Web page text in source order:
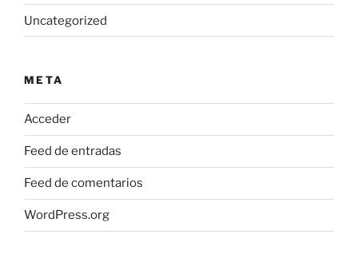
Uncategorized
META
Acceder
Feed de entradas
Feed de comentarios
WordPress.org